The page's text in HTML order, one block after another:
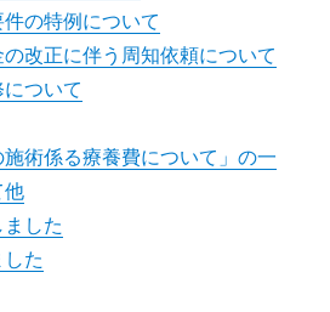
の特例について
改正に伴う周知依頼について
ついて
施術係る療養費について」の一
他
した
た